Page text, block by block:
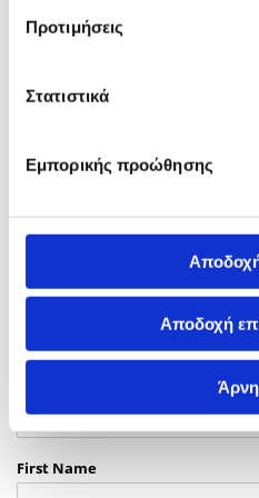
Προτιμήσεις
Στατιστικά
Εμπορικής προώθησης
Αποδοχή
Επικοινωνήστε μαζί μας
Συμπληρώστε τη φόρμα και
First Name